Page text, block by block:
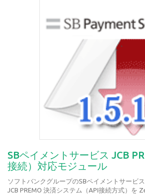
SBペイメントサービス JCB
接続）対応モジュール
ソフトバンクグループのSBペイメントサービ
JCB PREMO 決済システム（API接続方式）を